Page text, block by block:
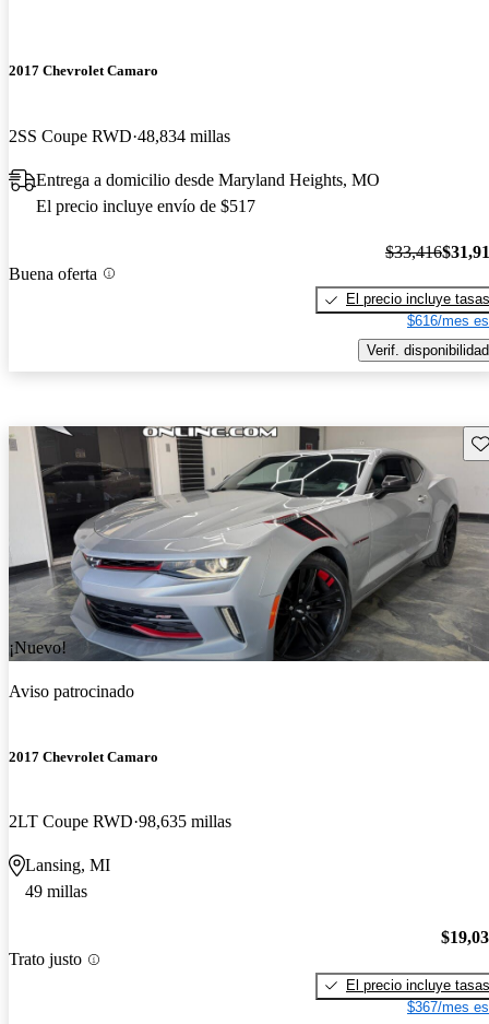
2017 Chevrolet Camaro
2SS Coupe RWD 48,834 millas
Entrega a domicilio desde Maryland Heights, MO
El precio incluye envío de $517
Buena oferta
$33,416
El precio incluye tasas
$616/mes
Verif. disponibilidad
¡Nuevo!
Aviso patrocinado
2017 Chevrolet Camaro
2LT Coupe RWD 98,635 millas
Lansing, MI
49 millas
Trato justo
El precio incluye tasas
$367/mes